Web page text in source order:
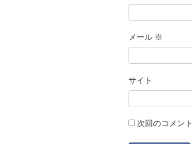
メール ※
サイト
次回のコメン